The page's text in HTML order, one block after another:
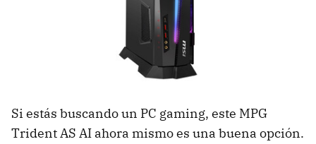
Si estás buscando un PC gaming, este MPG
Trident AS AI ahora mismo es una buena opción.